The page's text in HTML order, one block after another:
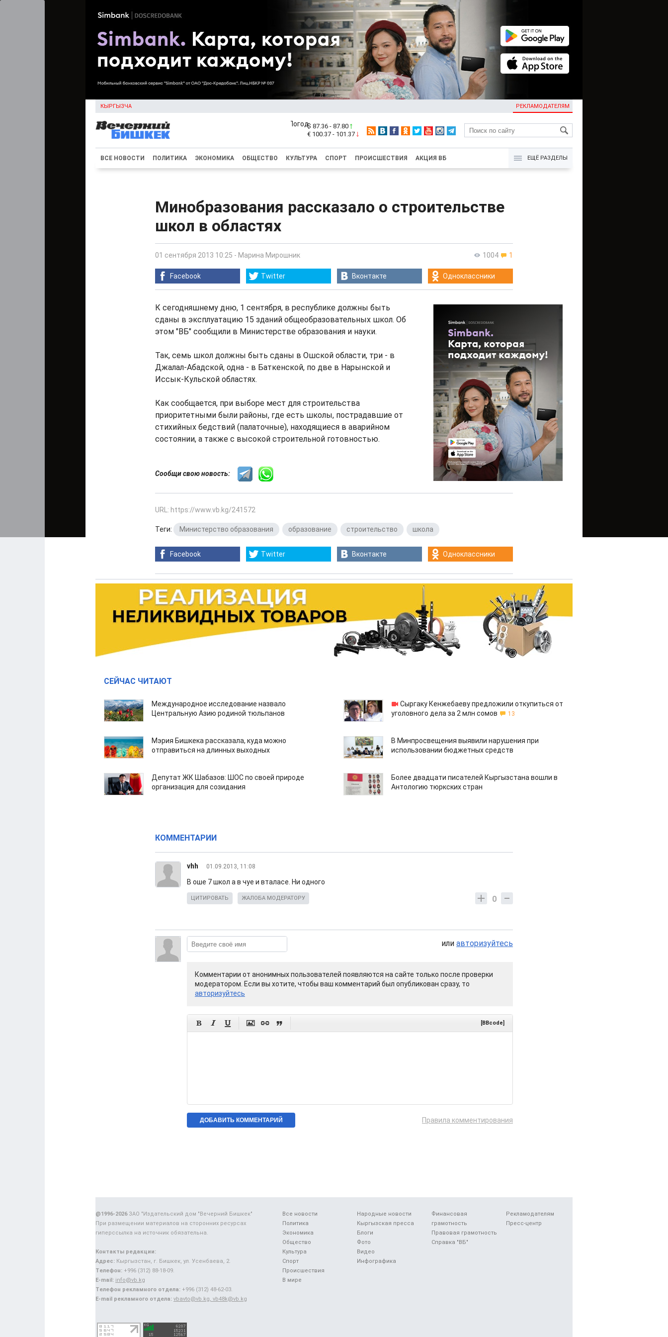
КЫРГЫЗЧА РЕКЛАМОДАТЕЛЯМ
KG
$ 87.36 - 87.80
€ 100.37 - 101.37
ВСЕ НОВОСТИ ПОЛИТИКА ЭКОНОМИКА ОБЩЕСТВО КУЛЬТУРА СПОРТ ПРОИСШЕСТВИЯ АКЦИЯ ВБ ЕЩЁ РАЗДЕЛЫ
Минобразования рассказало о строительстве
школ в областях
1004 1
01 сентября 2013 10:25 - Марина Мирошник
Facebook Twitter Вконтакте Одноклассники
К сегодняшнему дню, 1 сентября, в республике должны быть
сданы в эксплуатацию 15 зданий общеобразовательных школ. Об
этом "ВБ" сообщили в Министерстве образования и науки.
Так, семь школ должны быть сданы в Ошской области, три - в
Джалал-Абадской, одна - в Баткенской, по две в Нарынской и
Иссык-Кульской областях.
Как сообщается, при выборе мест для строительства
приоритетными были районы, где есть школы, пострадавшие от
стихийных бедствий (палаточные), находящиеся в аварийном
состоянии, а также с высокой строительной готовностью.
Сообщи свою новость:
URL: https://www.vb.kg/241572
Теги: Министерство образования образование строительство школа
Facebook Twitter Вконтакте Одноклассники
СЕЙЧАС ЧИТАЮТ
Международное исследование назвало
Центральную Азию родиной тюльпанов
Сыргаку Кенжебаеву предложили откупиться от
уголовного дела за 2 млн сомов
13
Мэрия Бишкека рассказала, куда можно
отправиться на длинных выходных
В Минпросвещения выявили нарушения при
использовании бюджетных средств
Депутат ЖК Шабазов: ШОС по своей природе
организация для созидания
Более двадцати писателей Кыргызстана вошли в
Антологию тюркских стран
КОММЕНТАРИИ
vhh 01.09.2013, 11:08
В оше 7 школ а в чуе и вталасе. Ни одного
0
ЦИТИРОВАТЬ ЖАЛОБА МОДЕРАТОРУ
или авторизуйтесь
Комментарии от анонимных пользователей появляются на сайте только после проверки
модератором. Если вы хотите, чтобы ваш комментарий был опубликован сразу, то
авторизуйтесь
      [BBcode]
Правила комментирования
Все новости
Политика
Экономика
Общество
Культура
Спорт
Происшествия
В мире
Народные новости
Кыргызская пресса
Блоги
Фото
Видео
Инфографика
Финансовая
грамотность
Правовая грамотность
Справка "ВБ"
Рекламодателям
Пресс-центр
@1996-2026ЗАО "Издательский дом "Вечерний Бишкек"
При размещении материалов на сторонних ресурсах
гиперссылка на источник обязательна.
Контакты редакции:
Адрес: Кыргызстан, г. Бишкек, ул. Усенбаева, 2.
Телефон: +996 (312) 88-18-09.
E-mail: info@vb.kg
Телефон рекламного отдела: +996 (312) 48-62-03.
E-mail рекламного отдела: vbavto@vb.kg, vb48k@vb.kg